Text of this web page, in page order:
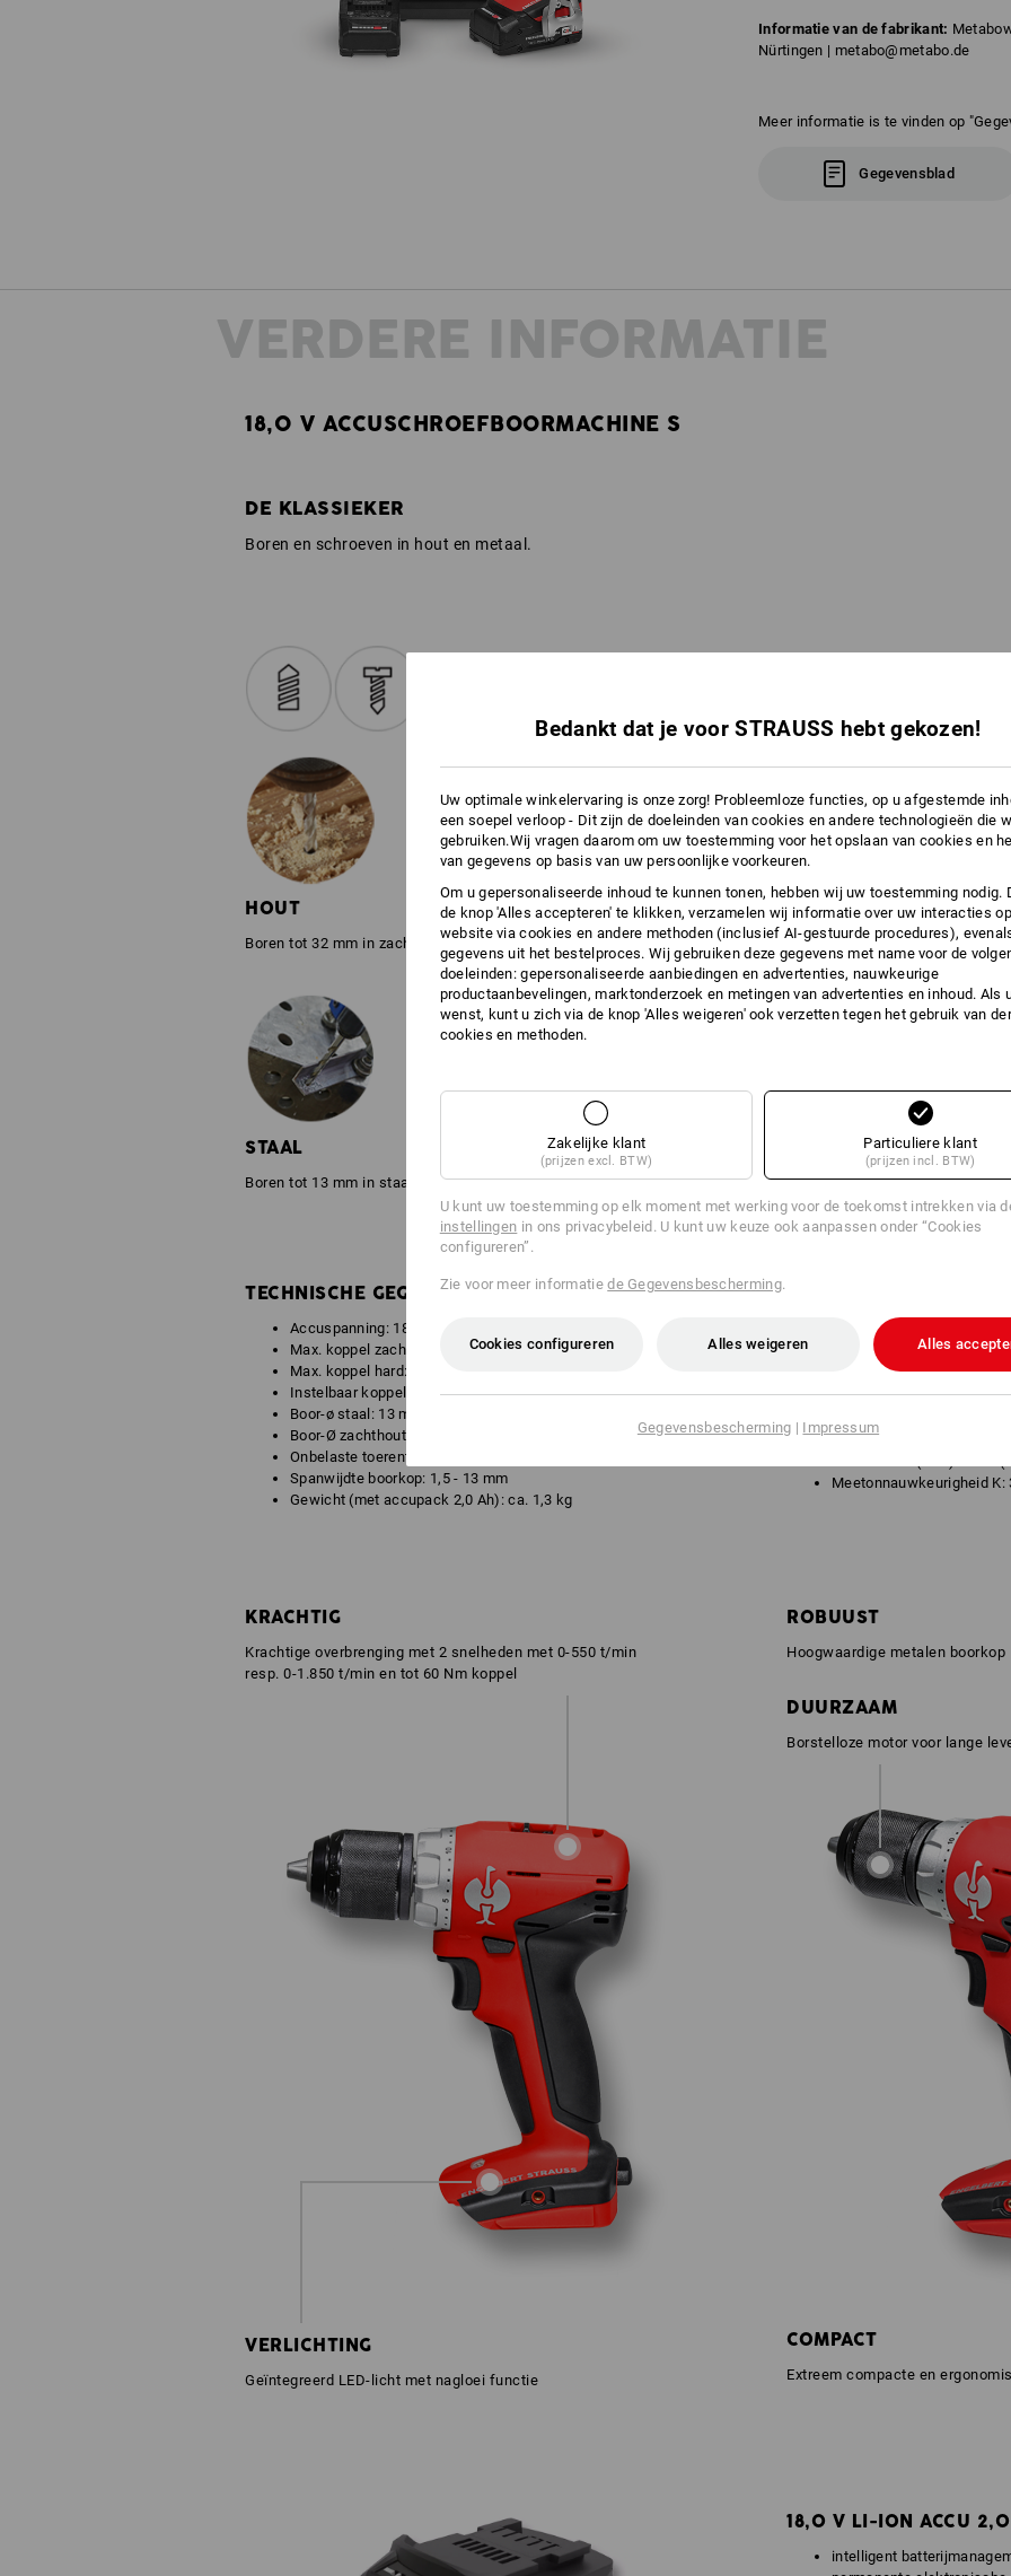
Informatie van de fabrikant:
Nürtingen | metabo@metabo.de
Meer informatie is te vinden op
Gegevensblad
VERDERE INFORMATIE
18,0 V ACCUSCHROEFBOORMACHINE S
DE KLASSIEKER
Boren en schroeven in hout en metaal.
HOUT
Boren tot 32 mm in zachthout
STAAL
Boren tot 13 mm in staal
TECHNISCHE GEGEVENS:
Accuspanning: 18,0 V
Max. koppel zacht: 25 Nm
Max. koppel hard: 60 Nm
Instelbaar koppel: 0,5 - 5 Nm
Boor-ø staal: 13 mm
Boor-Ø zachthout: 32 mm
Onbelaste toerentallen: 0 - 550/0 - 1850 /min
Spanwijdte boorkop: 1,5 - 13 mm
Gewicht (met accupack 2,0 Ah): ca. 1,3 kg
Boren metaal: 2,3 m/s²
Meetonnauwkeurigheid K:
Geluidsdrukniveau: 72
Meetonnauwkeurigheid K:
KRACHTIG
Krachtige overbrenging met 2 snelheden met 0-550 t/min
resp. 0-1.850 t/min en tot 60 Nm koppel
VERLICHTING
Geïntegreerd LED-licht met nagloei functie
ROBUUST
Hoogwaardige metalen boorkop
DUURZAAM
Borstelloze motor voor lange
COMPACT
Extreem compacte en
18,0 V LI-ION ACCU
intelligent
Bedankt dat je voor STRAUSS hebt gekozen!
Uw optimale winkelervaring is onze zorg! Probleemloze functies, op u afgestemde
een soepel verloop - Dit zijn de doeleinden van cookies en andere technologieën die
gebruiken.Wij vragen daarom om uw toestemming voor het opslaan van cookies en
van gegevens op basis van uw persoonlijke voorkeuren.
Om u gepersonaliseerde inhoud te kunnen tonen, hebben wij uw toestemming nodig.
de knop 'Alles accepteren' te klikken, verzamelen wij informatie over uw interacties
website via cookies en andere methoden (inclusief AI-gestuurde procedures),
gegevens uit het bestelproces. Wij gebruiken deze gegevens met name voor de
doeleinden: gepersonaliseerde aanbiedingen en advertenties, nauwkeurige
productaanbevelingen, marktonderzoek en metingen van advertenties en inhoud. Als
wenst, kunt u zich via de knop 'Alles weigeren' ook verzetten tegen het gebruik van
cookies en methoden.
Zakelijke klant
(prijzen excl. BTW)
Particuliere klant
(prijzen incl. BTW)
U kunt uw toestemming op elk moment met werking voor de toekomst intrekken via
instellingen in ons privacybeleid. U kunt uw keuze ook aanpassen onder “Cookies
configureren”.
Zie voor meer informatiede Gegevensbescherming.
Cookies configureren Alles weigeren Alles
Gegevensbescherming | Impressum